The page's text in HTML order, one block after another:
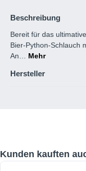
Beschreibung
Bereit für das
Bier-Python-Schlauch
An… Mehr
Hersteller
Produktgalerie
Kunden kauften